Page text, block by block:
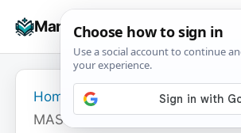
Manuals+
Home
MASTER TL5 HO 49W/840